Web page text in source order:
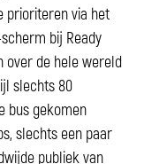
prioriteren via het
bij Ready
over de hele wereld
slechts 80
bus gekomen
slechts een paar
publiek van